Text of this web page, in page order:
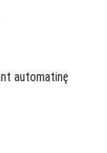
automatinę